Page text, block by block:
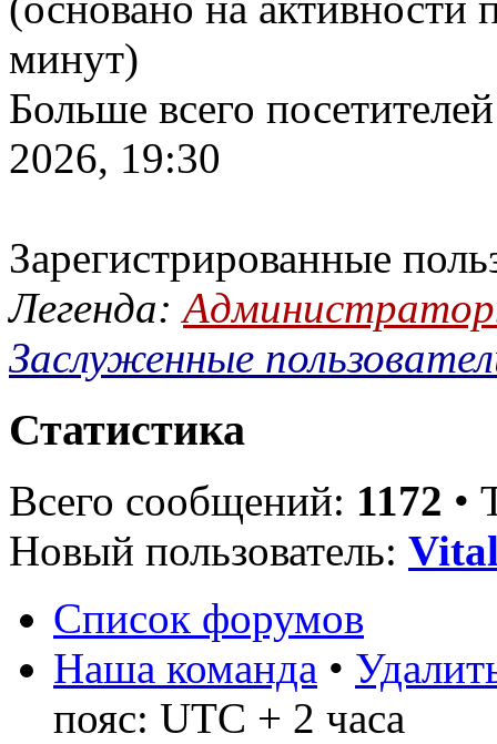
минут)
Больше всего
2026, 19:30
Зарегистрированные
Легенда:
Заслуженные
Статистика
Всего сообщений: 1172 •
Новый пользователь:
Список форумов
Наша команда •
пояс: UTC + 2 часа